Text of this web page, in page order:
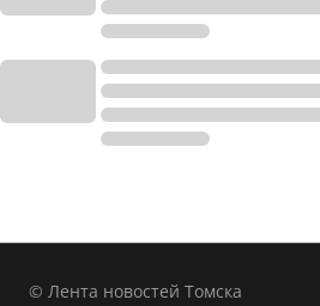
© Лента новостей Томска